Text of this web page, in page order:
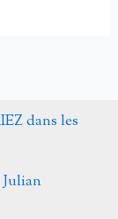
dans les